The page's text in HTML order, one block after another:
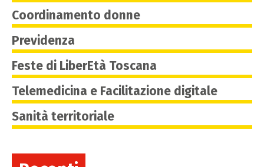
Coordinamento donne
Previdenza
Feste di LiberEtà Toscana
Telemedicina e Facilitazione digitale
Sanità territoriale